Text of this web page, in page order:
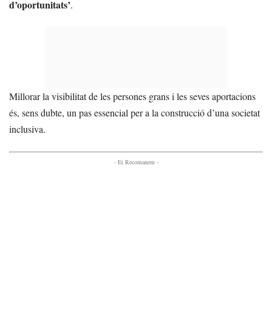
d’oportunitats’.
Millorar la visibilitat de les persones grans i les seves aportacions
és, sens dubte, un pas essencial per a la construcció d’una societat
inclusiva.
- Et Recomanem -